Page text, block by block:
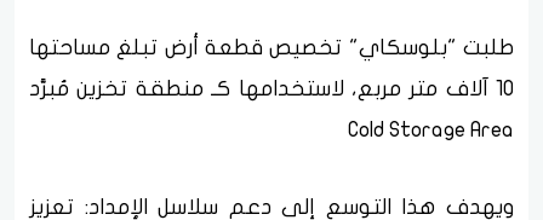
طلبت "بلوسكاي" تخصيص قطعة أرض تبلغ مساحتها
10 آلاف متر مربع، لاستخدامها كـ منطقة تخزين مُبرَّد
Cold Storage Area
ويهدف هذا التوسع إلى دعم سلاسل الإمداد: تعزيز